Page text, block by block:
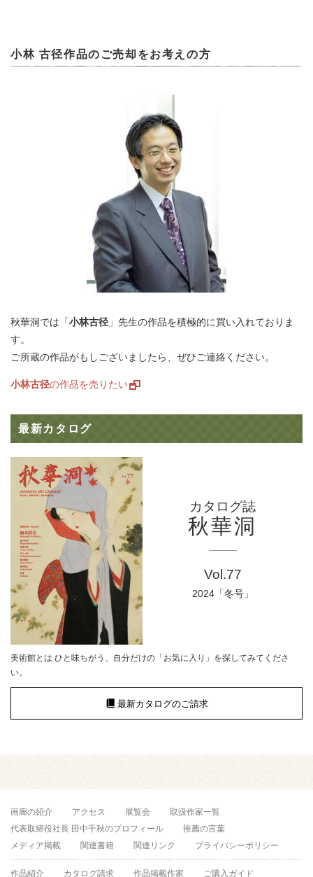
小林 古径作品のご売却をお考えの方
秋華洞では「小林古径 」先生の作品を積極的に買い入れておりま
す。
ご所蔵の作品がもしございましたら、ぜひご連絡ください。
小林古径の作品を売りたい
最新カタログ
カタログ誌
秋華洞
Vol.77
2024「冬号」
美術館とは ひと味ちがう、自分だけの「お気に入り」を探してみてくださ
い。
最新カタログのご請求
画廊の紹介 アクセス 展覧会
取扱作家一覧
代表取締役社長 田中千秋のプロフィール
推薦の言葉
メディア掲載
関連書籍 関連リンク プライバシーポリシー
作品紹介 カタログ請求 作品掲載作家 ご購入ガイド